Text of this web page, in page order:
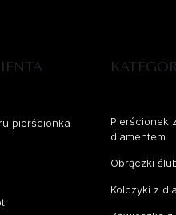
pierścionka
Pierścionek
diamentem
Obrączki
Kolczyki z